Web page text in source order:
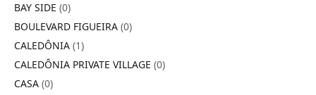
BAY SIDE (0)
BOULEVARD FIGUEIRA (0)
CALEDÔNIA (1)
CALEDÔNIA PRIVATE VILLAGE (0)
CASA (0)